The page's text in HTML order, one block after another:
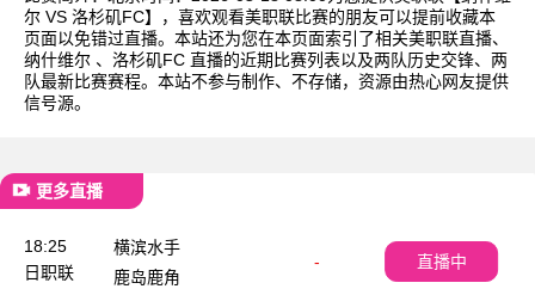
尔 VS 洛杉矶FC】，喜欢观看美职联比赛的朋友可以提前收藏本
页面以免错过直播。本站还为您在本页面索引了相关美职联直播、
纳什维尔 、洛杉矶FC 直播的近期比赛列表以及两队历史交锋、两
队最新比赛赛程。本站不参与制作、不存储，资源由热心网友提供
信号源。
更多直播
18:25
日职联
横滨水手
-
鹿岛鹿角
直播中